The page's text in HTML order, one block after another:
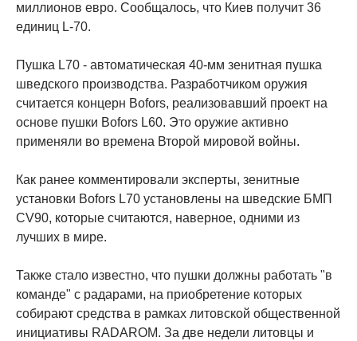
миллионов евро. Сообщалось, что Киев получит 36
единиц L-70.
Пушка L70 - автоматическая 40-мм зенитная пушка
шведского производства. Разработчиком оружия
считается концерн Bofors, реализовавший проект на
основе пушки Bofors L60. Это оружие активно
применяли во времена Второй мировой войны.
Как ранее комментировали эксперты, зенитные
установки Bofors L70 установлены на шведские БМП
CV90, которые считаются, наверное, одними из
лучших в мире.
Также стало известно, что пушки должны работать "в
команде" с радарами, на приобретение которых
собирают средства в рамках литовской общественной
инициативы RADAROM. За две недели литовцы и